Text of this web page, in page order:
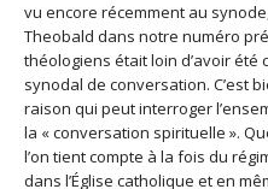
vu encore récemment au
Theobald dans notre numéro
théologiens était loin d’avoir
synodal de conversation. C’est
raison qui peut interroger
la « conversation spirituelle ».
l’on tient compte à la fois du
dans l’Église catholique et en